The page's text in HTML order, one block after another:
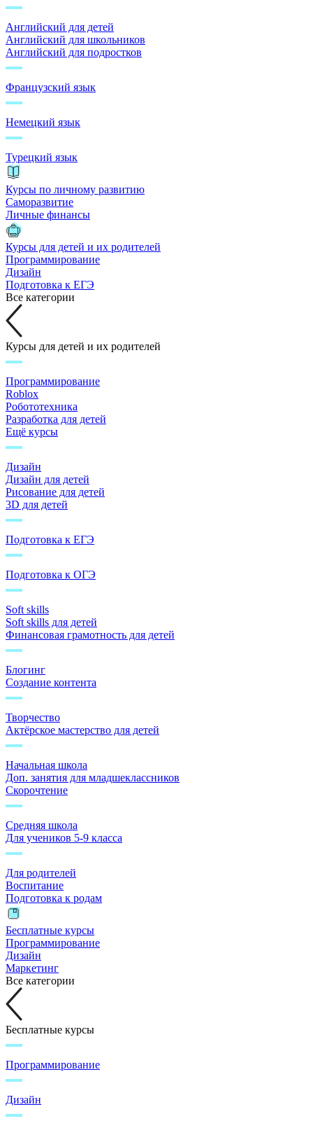
Английский для детей
Английский для школьников
Английский для подростков
Французский язык
Немецкий язык
Турецкий язык
Курсы по личному развитию
Саморазвитие
Личные финансы
Курсы для детей и их родителей
Программирование
Дизайн
Подготовка к ЕГЭ
Все категории
Курсы для детей и их родителей
Программирование
Roblox
Робототехника
Разработка для детей
Ещё курсы
Дизайн
Дизайн для детей
Рисование для детей
3D для детей
Подготовка к ЕГЭ
Подготовка к ОГЭ
Soft skills
Soft skills для детей
Финансовая грамотность для детей
Блогинг
Создание контента
Творчество
Актёрское мастерство для детей
Начальная школа
Доп. занятия для младшеклассников
Скорочтение
Средняя школа
Для учеников 5-9 класса
Для родителей
Воспитание
Подготовка к родам
Бесплатные курсы
Программирование
Дизайн
Маркетинг
Все категории
Бесплатные курсы
Программирование
Дизайн